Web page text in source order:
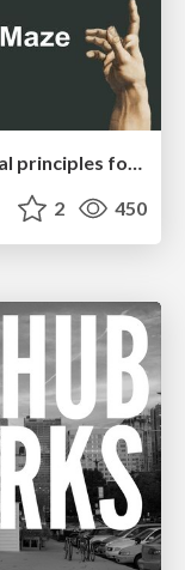
Navigating the moral maze — ethical principles for Al-driven product design
2 450